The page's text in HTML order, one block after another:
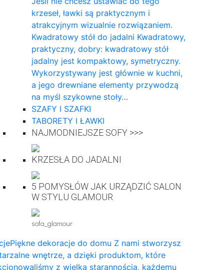
krzeseł, ławki są praktycznym i
atrakcyjnym wizualnie rozwiązaniem.
Kwadratowy stół do ​​jadalni Kwadratowy,
praktyczny, dobry: kwadratowy stół
jadalny jest kompaktowy, symetryczny.
Wykorzystywany jest głównie w kuchni,
a jego drewniane elementy przywodzą
na myśl szykowne stoły…
SZAFY I SZAFKI
TABORETY I ŁAWKI
NAJMODNIEJSZE SOFY >>>
KRZESŁA DO JADALNI
5 POMYSŁÓW JAK URZĄDZIĆ SALON
W STYLU GLAMOUR
sofa_glamour
Piękne dekoracje do domu Z nami stworzysz
wnętrze, a dzięki produktom, które
z wielką starannością, każdemu